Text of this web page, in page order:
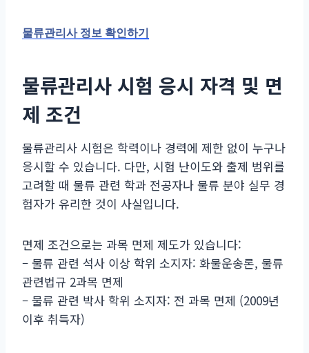
물류관리사 정보 확인하기
물류관리사 시험 응시 자격 및 면
제 조건
물류관리사 시험은 학력이나 경력에 제한 없이 누구나
응시할 수 있습니다. 다만, 시험 난이도와 출제 범위를
고려할 때 물류 관련 학과 전공자나 물류 분야 실무 경
험자가 유리한 것이 사실입니다.
면제 조건으로는 과목 면제 제도가 있습니다:
– 물류 관련 석사 이상 학위 소지자: 화물운송론, 물류
관련법규 2과목 면제
– 물류 관련 박사 학위 소지자: 전 과목 면제 (2009년
이후 취득자)